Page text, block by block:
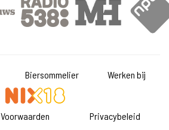
Biersommelier Werken bij
Voorwaarden Privacybeleid